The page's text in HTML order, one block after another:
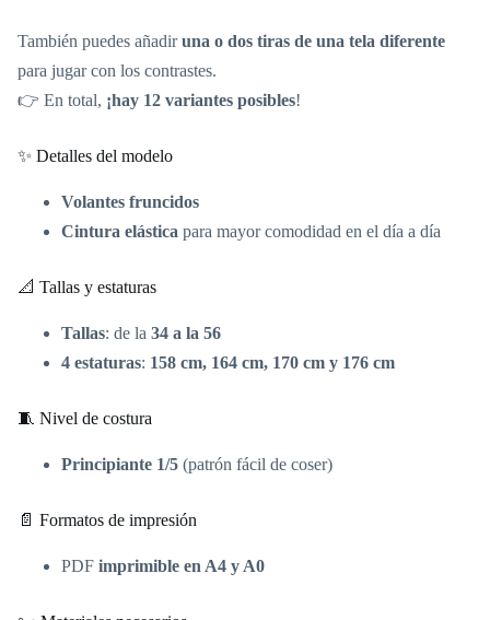
También puedes añadiruna o dos tiras de una tela diferente
para jugar con los contrastes.
👉 En total, ¡hay 12 variantes posibles!
✨ Detalles del modelo
Volantes fruncidos
Cintura elástica para mayor comodidad en el día a día
📐 Tallas y estaturas
Tallas: de la 34 a la 56
4 estaturas: 158 cm, 164 cm, 170 cm y 176 cm
🧵 Nivel de costura
Principiante 1/5 (patrón fácil de coser)
📄 Formatos de impresión
PDF imprimible en A4 y A0